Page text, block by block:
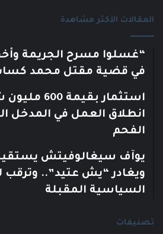
المقالات الأكثر مشاهدة
“غسلوا مسرح الجريمة
في قضية مقتل محمد
استثمار
انطلاق العمل في المدخل
الفحم
يوآف سيغالوفيتش
ويغادر “يش عتيد”.. وترقب
السياسية المقبلة
تصنيفات